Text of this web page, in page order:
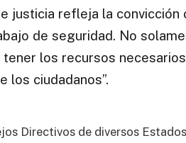
justicia refleja la convicción
de seguridad. No
los recursos
los ciudadanos”.
Directivos de diversos